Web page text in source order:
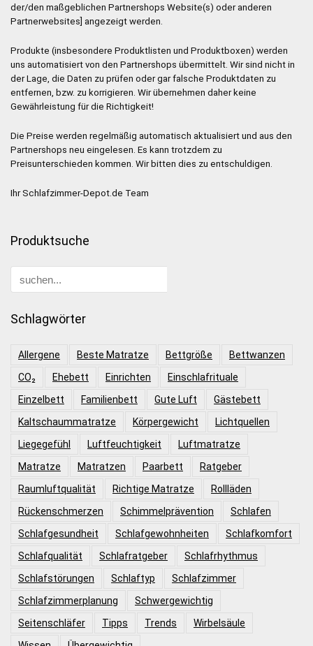
der/den maßgeblichen Partnershops Website(s) oder anderen
Partnerwebsites] angezeigt werden.
Produkte (insbesondere Produktlisten und Produktboxen) werden
uns automatisiert von den Partnershops übermittelt. Wir sind nicht in
der Lage, die Daten zu prüfen oder gar falsche Produktdaten zu
entfernen, bzw. zu korrigieren. Wir übernehmen daher keine
Gewährleistung für die Richtigkeit!
Die Preise werden regelmäßig automatisch aktualisiert und aus den
Partnershops neu eingelesen. Es kann trotzdem zu
Preisunterschieden kommen. Wir bitten dies zu entschuldigen.
Ihr Schlafzimmer-Depot.de Team
Produktsuche
Schlagwörter
Allergene Beste Matratze Bettgröße
Bettwanzen
CO₂
Ehebett Einrichten
Einschlafrituale
Einzelbett
Familienbett Gute Luft
Gästebett
Kaltschaummatratze
Körpergewicht
Lichtquellen
Liegegefühl
Luftfeuchtigkeit
Luftmatratze
Matratze
Matratzen Paarbett
Ratgeber
Raumluftqualität
Richtige Matratze
Rollläden
Rückenschmerzen
Schimmelprävention
Schlafen
Schlafgesundheit
Schlafgewohnheiten
Schlafkomfort
Schlafqualität
Schlafratgeber
Schlafrhythmus
Schlafstörungen
Schlaftyp
Schlafzimmer
Schlafzimmerplanung
Schwergewichtig
Seitenschläfer
Tipps Trends
Wirbelsäule